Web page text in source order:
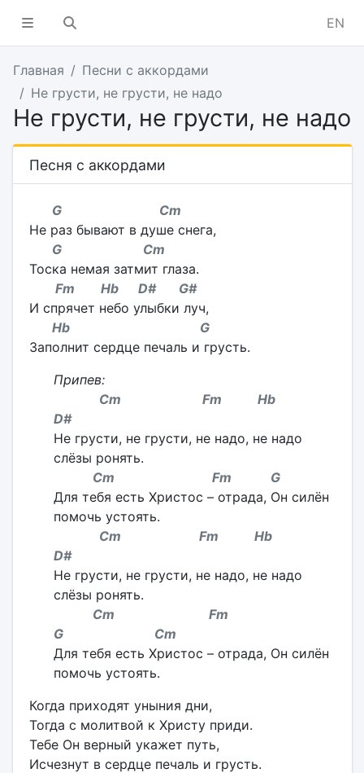
EN
Главная
Песни с аккордами
Не грусти, не грусти, не надо
Не грусти, не грусти, не надо
Песня с аккордами
G Cm
Не раз бывают в душе снега,
G Cm
Тоска немая затмит глаза.
Fm Hb D# G#
И спрячет небо улыбки луч,
Hb G
Заполнит сердце печаль и грусть.
Припев:
Cm Fm Hb
D#
Не грусти, не грусти, не надо, не надо
слёзы ронять.
Cm Fm G
Для тебя есть Христос – отрада, Он силён
помочь устоять.
Cm Fm Hb
D#
Не грусти, не грусти, не надо, не надо
слёзы ронять.
Cm Fm
G Cm
Для тебя есть Христос – отрада, Он силён
помочь устоять.
Когда приходят уныния дни,
Тогда с молитвой к Христу приди.
Тебе Он верный укажет путь,
Исчезнут в сердце печаль и грусть.